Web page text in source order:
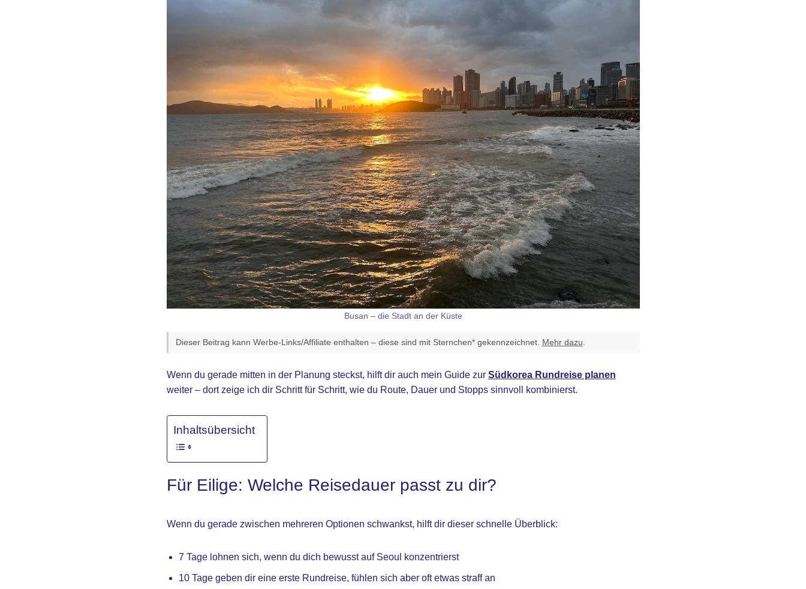
Busan – die Stadt an der Küste
Dieser Beitrag kann Werbe-Links/Affiliate enthalten – diese sind mit Sternchen* gekennzeichnet. Mehr dazu.
Wenn du gerade mitten in der Planung steckst, hilft dir auch mein Guide zur Südkorea Rundreise planen
weiter – dort zeige ich dir Schritt für Schritt, wie du Route, Dauer und Stopps sinnvoll kombinierst.
Inhaltsübersicht
Für Eilige: Welche Reisedauer passt zu dir?
Wenn du gerade zwischen mehreren Optionen schwankst, hilft dir dieser schnelle Überblick:
7 Tage lohnen sich, wenn du dich bewusst auf Seoul konzentrierst
10 Tage geben dir eine erste Rundreise, fühlen sich aber oft etwas straff an